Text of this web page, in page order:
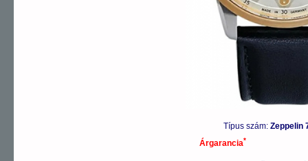
Típus szám: Zeppelin
Árgarancia*